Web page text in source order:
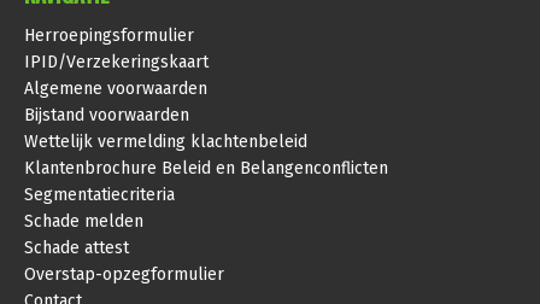
Herroepingsformulier
IPID/Verzekeringskaart
Algemene voorwaarden
Bijstand voorwaarden
Wettelijk vermelding klachtenbeleid
Klantenbrochure Beleid en Belangenconflicten
Segmentatiecriteria
Schade melden
Schade attest
Overstap-opzegformulier